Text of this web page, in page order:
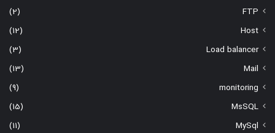
FTP
(2)
Host
(12)
Load balancer
(3)
Mail
(13)
monitoring
(9)
MsSQL
(15)
MySql
(11)